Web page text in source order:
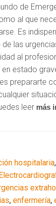
de
al que
Es
las
al
estado
prepararte
leer más
hospitalaria
,enfermería,